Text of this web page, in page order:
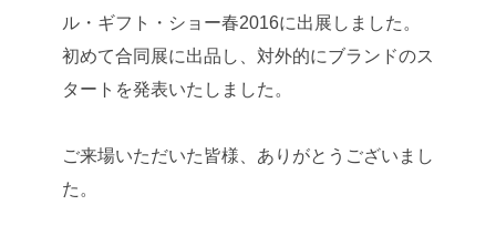
ル・ギフト・ショー春2016に出展しました。
初めて合同展に出品し、対外的にブランドのス
タートを発表いたしました。
ご来場いただいた皆様、ありがとうございまし
た。